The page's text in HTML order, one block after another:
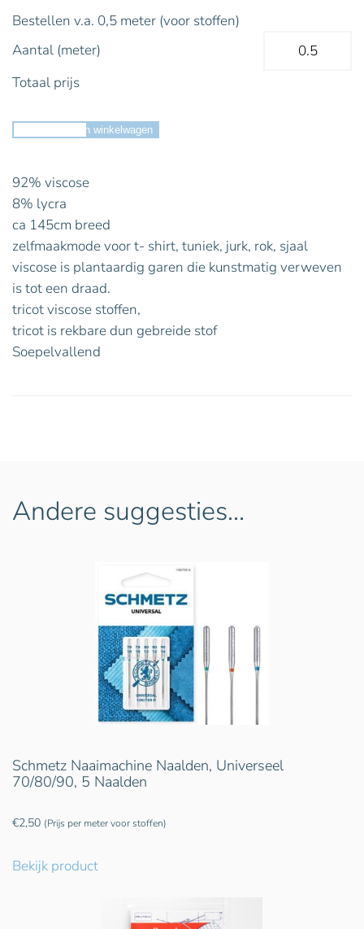
Bestellen v.a. 0,5 meter (voor stoffen)
Aantal (meter)
Totaal prijs
Toevoegen aan winkelwagen
92% viscose
8% lycra
ca 145cm breed
zelfmaakmode voor t- shirt, tuniek, jurk, rok, sjaal
viscose is plantaardig garen die kunstmatig verweven
is tot een draad.
tricot viscose stoffen,
tricot is rekbare dun gebreide stof
Soepelvallend
Andere suggesties…
Schmetz Naaimachine Naalden, Universeel
70/80/90, 5 Naalden
€2,50 (Prijs per meter voor stoffen)
Bekijk product